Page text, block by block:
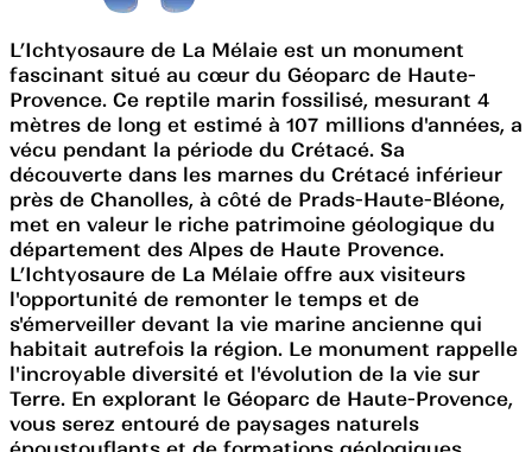
L’Ichtyosaure de La Mélaie est un monument
fascinant situé au cœur du Géoparc de Haute-
Provence. Ce reptile marin fossilisé, mesurant 4
mètres de long et estimé à 107 millions d'années, a
vécu pendant la période du Crétacé. Sa
découverte dans les marnes du Crétacé inférieur
près de Chanolles, à côté de Prads-Haute-Bléone,
met en valeur le riche patrimoine géologique du
département des Alpes de Haute Provence.
L’Ichtyosaure de La Mélaie offre aux visiteurs
l'opportunité de remonter le temps et de
s'émerveiller devant la vie marine ancienne qui
habitait autrefois la région. Le monument rappelle
l'incroyable diversité et l'évolution de la vie sur
Terre. En explorant le Géoparc de Haute-Provence,
vous serez entouré de paysages naturels